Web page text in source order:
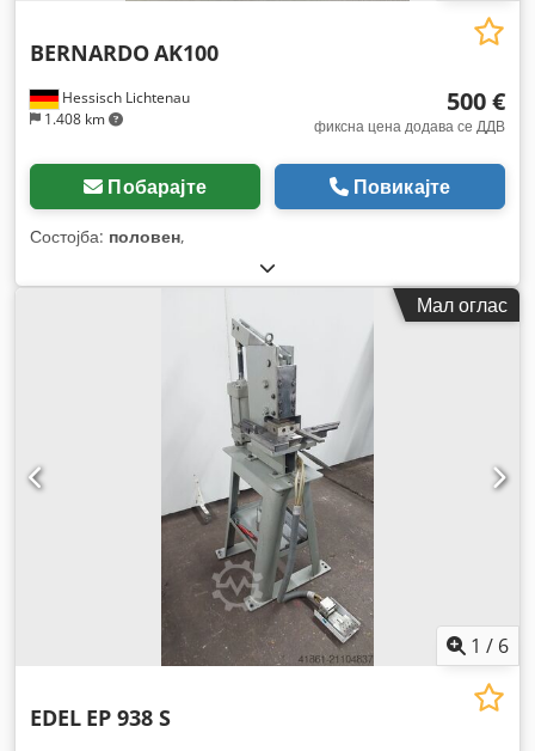
Hessisch Lichtenau
1.408 km
BERNARDOAK100
500 €
фиксна цена додава се ДДВ
Побарајте Повикајте
Состојба: половен,
Мал оглас
1 / 6
EDEL EP 938 S